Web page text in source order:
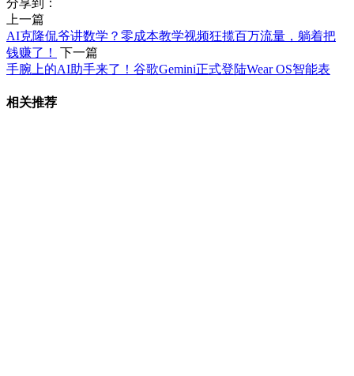
上一篇
AI克隆侃爷讲数学？零成本教学视频狂揽百万流量，躺着把
钱赚了！
下一篇
手腕上的AI助手来了！谷歌Gemini正式登陆Wear OS智能表
相关推荐